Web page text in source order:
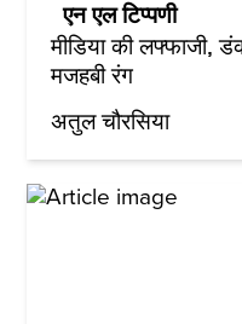
एन एल टिप्पणी
मीडिया की लफ्फाजी,
मजहबी रंग
अतुल चौरसिया